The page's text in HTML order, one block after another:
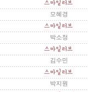
모혜경
박소정
김수민
박지원